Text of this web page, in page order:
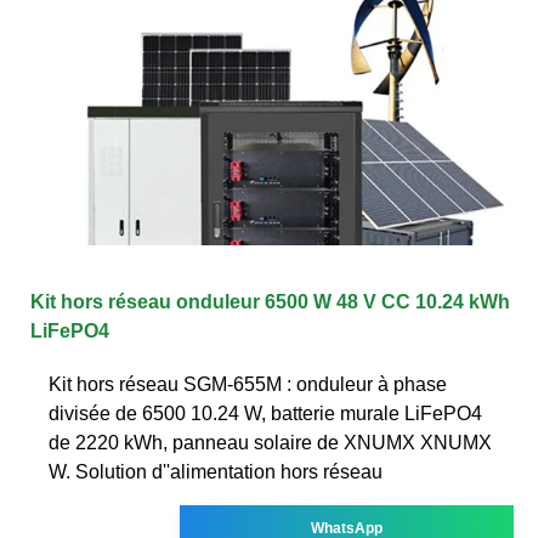
Kit hors réseau onduleur 6500 W 48 V CC 10.24 kWh
LiFePO4
Kit hors réseau SGM-655M : onduleur à phase
divisée de 6500 10.24 W, batterie murale LiFePO4
de 2220 kWh, panneau solaire de XNUMX XNUMX
W. Solution d''alimentation hors réseau
WhatsApp